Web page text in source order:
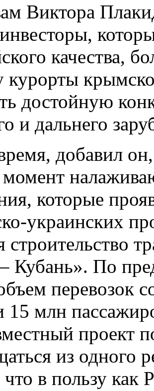
Виктора
качества,
курорты
достойную
и дальнего
добавил
которые
украинских
строительство
Кубань». По
перевозок
15 млн
проект
из одного
в пользу